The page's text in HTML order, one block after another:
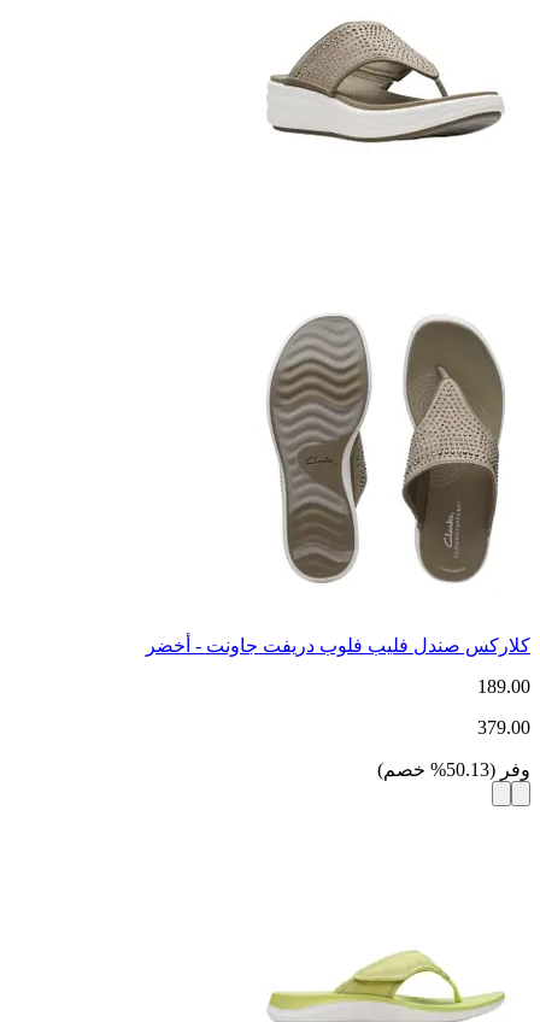
كلاركس صندل فليب فلوب دريفت جاونت - أخضر
189.00
379.00
وفر (
50.13
% خصم)